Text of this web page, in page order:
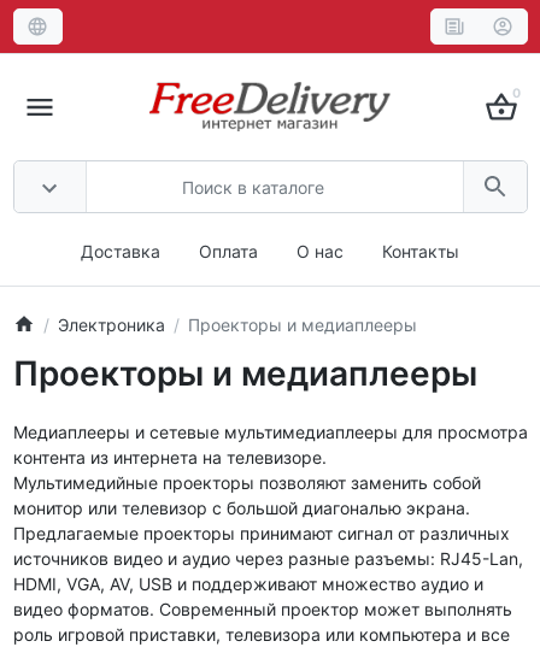
0
Доставка Оплата О нас Контакты
Электроника Проекторы и медиаплееры
Проекторы и медиаплееры
Медиаплееры и сетевые мультимедиаплееры для просмотра
контента из интернета на телевизоре.
Мультимедийные проекторы позволяют заменить собой
монитор или телевизор с большой диагональю экрана.
Предлагаемые проекторы принимают сигнал от различных
источников видео и аудио через разные разъемы: RJ45-Lan,
HDMI, VGA, AV, USB и поддерживают множество аудио и
видео форматов. Современный проектор может выполнять
роль игровой приставки, телевизора или компьютера и все